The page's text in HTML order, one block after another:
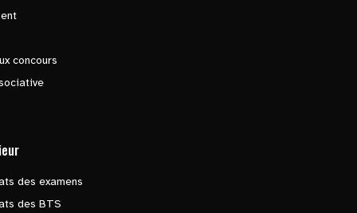
concours
des examens
des BTS